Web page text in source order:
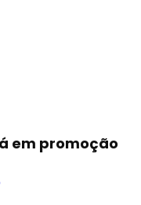
em promoção